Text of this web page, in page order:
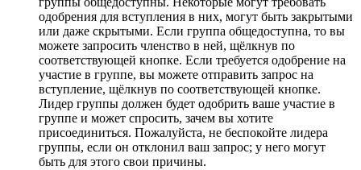
одобрения для вступления в них, могут быть закрытыми
или даже скрытыми. Если группа общедоступна, то вы
можете запросить членство в ней, щёлкнув по
соответствующей кнопке. Если требуется одобрение на
участие в группе, вы можете отправить запрос на
вступление, щёлкнув по соответствующей кнопке.
Лидер группы должен будет одобрить ваше участие в
группе и может спросить, зачем вы хотите
присоединиться. Пожалуйста, не беспокойте лидера
группы, если он отклонил ваш запрос; у него могут
быть для этого свои причины.